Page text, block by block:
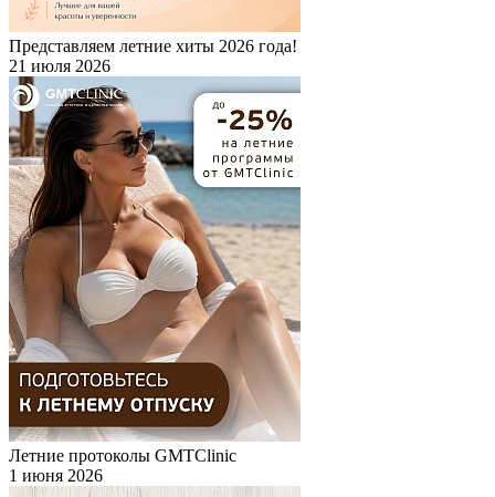
Представляем летние хиты 2026 года!
21 июля 2026
Летние протоколы GMTClinic
1 июня 2026